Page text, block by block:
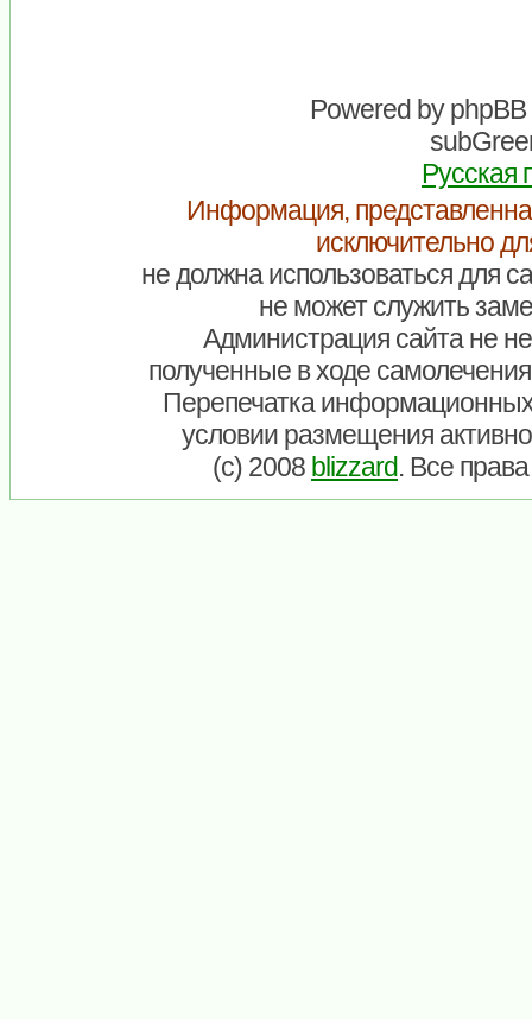
Powered byphpBB
Русская
Информация,
исключительно
не должна использоваться для
не может служить
Администрация сайта не
полученные в ходе
Перепечатка
условии размещения
(c) 2008 blizzard. Все